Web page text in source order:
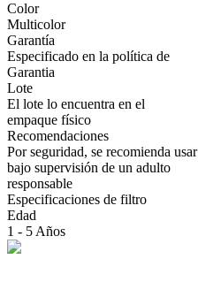
Color
Multicolor
Garantía
Especificado en la política de
Garantia
Lote
El lote lo encuentra en el
empaque físico
Recomendaciones
Por seguridad, se recomienda usar
bajo supervisión de un adulto
responsable
Especificaciones de filtro
Edad
1 - 5 Años